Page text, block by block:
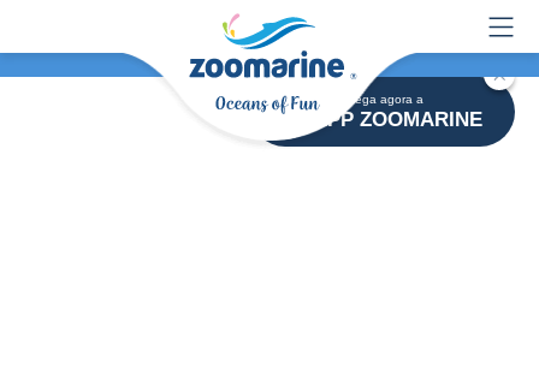
Descarrega agora a
APP ZOOMARINE